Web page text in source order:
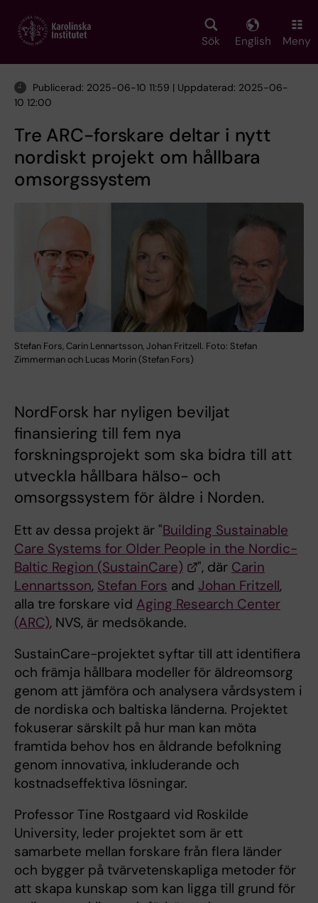
main
Sök English Meny
Publicerad: 2025-06-10 11:59 | Uppdaterad: 2025-06-
10 12:00
Tre ARC-forskare deltar i nytt
nordiskt projekt om hållbara
omsorgssystem
Stefan Fors, Carin Lennartsson, Johan Fritzell. Foto: Stefan
Zimmerman och Lucas Morin (Stefan Fors)
NordForsk har nyligen beviljat
finansiering till fem nya
forskningsprojekt som ska bidra till att
utveckla hållbara hälso- och
omsorgssystem för äldre i Norden.
Ett av dessa projekt är "Building Sustainable
Care Systems for Older People in the Nordic-
Baltic Region (SustainCare)
", där Carin
Lennartsson, Stefan Fors and Johan Fritzell,
alla tre forskare vid Aging Research Center
(ARC), NVS, är medsökande.
SustainCare-projektet syftar till att identifiera
och främja hållbara modeller för äldreomsorg
genom att jämföra och analysera vårdsystem i
de nordiska och baltiska länderna. Projektet
fokuserar särskilt på hur man kan möta
framtida behov hos en åldrande befolkning
genom innovativa, inkluderande och
kostnadseffektiva lösningar.
Professor Tine Rostgaard vid Roskilde
University, leder projektet som är ett
samarbete mellan forskare från flera länder
och bygger på tvärvetenskapliga metoder för
att skapa kunskap som kan ligga till grund för